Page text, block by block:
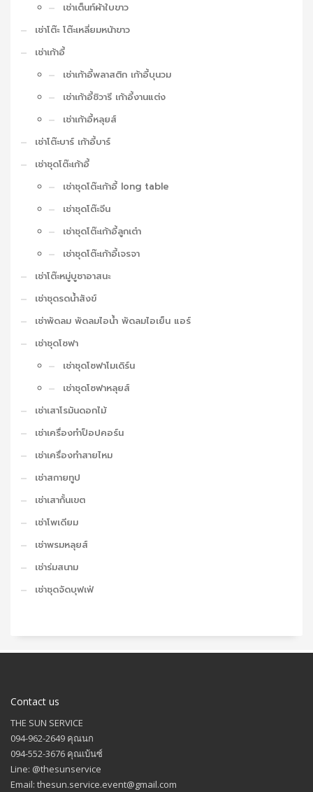
เช่าเต็นท์ผ้าใบขาว
เช่าโต๊ะ โต๊ะเหลี่ยมหน้าขาว
เช่าเก้าอี้
เช่าเก้าอี้พลาสติก เก้าอี้บุนวม
เช่าเก้าอี้ชิวารี เก้าอี้งานแต่ง
เช่าเก้าอี้หลุยส์
เช่าโต๊ะบาร์ เก้าอี้บาร์
เช่าชุดโต๊ะเก้าอี้
เช่าชุดโต๊ะเก้าอี้ long table
เช่าชุดโต๊ะจีน
เช่าชุดโต๊ะเก้าอี้ลูกเต๋า
เช่าชุดโต๊ะเก้าอี้เจรจา
เช่าโต๊ะหมู่บูชาอาสนะ
เช่าชุดรดน้ำสังข์
เช่าพัดลม พัดลมไอน้ำ พัดลมไอเย็น แอร์
เช่าชุดโซฟา
เช่าชุดโซฟาโมเดิร์น
เช่าชุดโซฟาหลุยส์
เช่าเสาโรมันดอกไม้
เช่าเครื่องทำป็อปคอร์น
เช่าเครื่องทำสายไหม
เช่าสกายทูป
เช่าเสากั้นเขต
เช่าโพเดียม
เช่าพรมหลุยส์
เช่าร่มสนาม
เช่าชุดจัดบุฟเฟ่
Contact us
THE SUN SERVICE
094-962-2649 คุณนก
094-552-3676 คุณเบ้นซ์
Line: @thesunservice
Email: thesun.service.event@gmail.com